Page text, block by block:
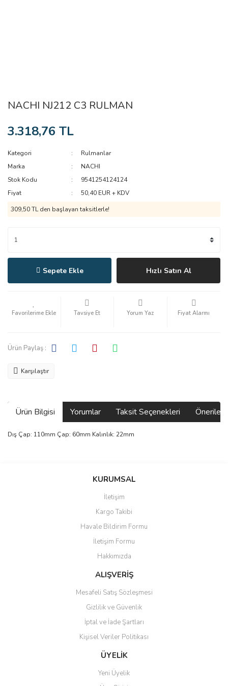
NACHI NJ212 C3 RULMAN
3.318,76 TL
Kategori
Rulmanlar
Marka
NACHI
Stok Kodu
9541254124124
Fiyat
50,40 EUR + KDV
309,50 TL den başlayan taksitlerle!
Sepete Ekle Hızlı Satın Al
Tavsiye Et Yorum Yaz Fiyat Alarmı
Ürün Paylaş :
Karşılaştır
Ürün Bilgisi Yorumlar Taksit Seçenekleri
Dış Çap: 110mm Çap: 60mm Kalınlık: 22mm
Bu ürüne ilk yorumu siz yapın!
Ürün resmi kalitesiz, bozuk veya görüntülenemiyor.
Ürün açıklamasında eksik bilgiler bulunuyor.
Ürün bilgilerinde hatalar bulunuyor.
Ürün fiyatı diğer sitelerden daha pahalı.
Bu ürüne benzer farklı alternatifler olmalı.
Gönder
KURUMSAL
İletişim
Kargo Takibi
Havale Bildirim Formu
İletişim Formu
Hakkımızda
ALIŞVERİŞ
Mesafeli Satış Sözleşmesi
Gizlilik ve Güvenlik
İptal ve İade Şartları
Kişisel Veriler Politikası
ÜYELİK
Yeni Üyelik